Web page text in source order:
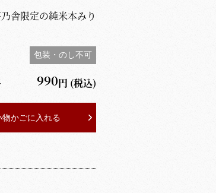
舎限定の純米本みり
包装・のし不可
990円 (税込)
物かごに入れる